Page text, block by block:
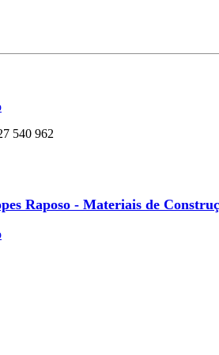
540 962
Raposo - Materiais de